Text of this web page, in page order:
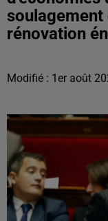
soulagement
rénovation
Modifié : 1er août